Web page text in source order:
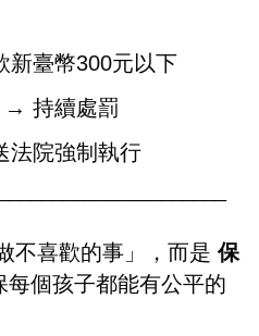
新臺幣300元以下
→ 持續處罰
法院強制執行
不喜歡的事」，而是 保
每個孩子都能有公平的